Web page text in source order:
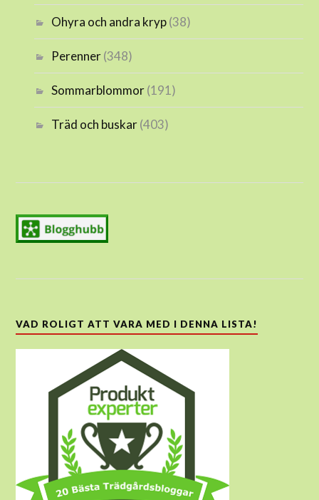
Ohyra och andra kryp(38)
Perenner(348)
Sommarblommor(191)
Träd och buskar(403)
VAD ROLIGT ATT VARA MED I DENNA LISTA!